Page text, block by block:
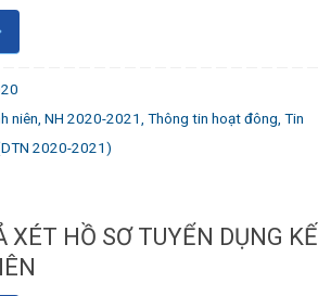
niên NH 2020-2021 Thông tin hoạt đông Tin
2020-2021)
XÉT HỒ SƠ TUYỂN DỤNG KẾ